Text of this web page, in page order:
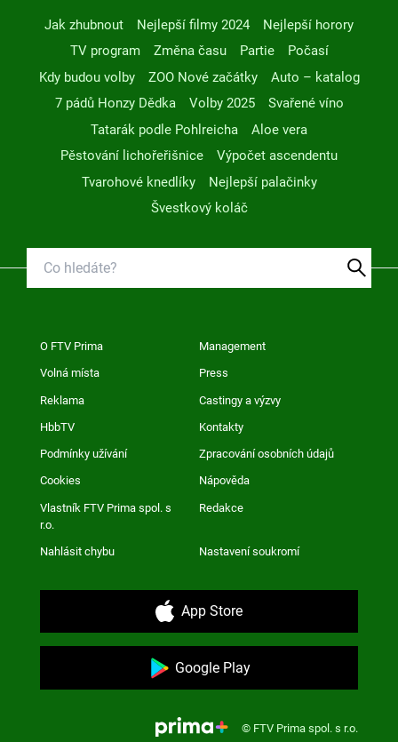
Jak zhubnout Nejlepší filmy 2024
Nejlepší horory
TV program
Změna času Partie
Počasí
Kdy budou volby
ZOO Nové začátky
Auto – katalog
7 pádů Honzy Dědka
Volby 2025
Svařené víno
Tatarák podle Pohlreicha
Aloe vera
Pěstování lichořeřišnice
Výpočet ascendentu
Tvarohové knedlíky
Nejlepší palačinky
Švestkový koláč
O FTV Prima Management
Volná místa Press
Reklama Castingy a výzvy
HbbTV Kontakty
Podmínky užívání Zpracování osobních údajů
Cookies Nápověda
Vlastník FTV Prima spol. s
r.o.
Redakce
Nahlásit chybu Nastavení soukromí
App Store
Google Play
© FTV Prima spol. s r.o.